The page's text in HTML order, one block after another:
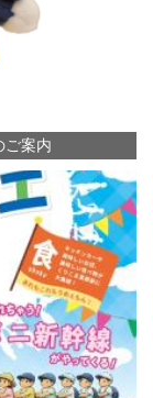
ご案内